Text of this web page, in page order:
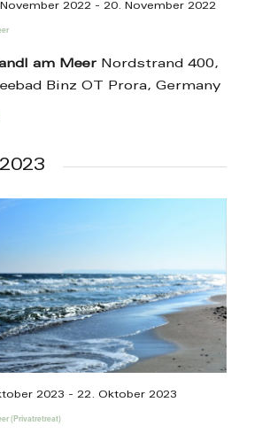
2022 -20. November 2022
am Meer Nordstrand 400,
Binz OT Prora, Germany
(Privatretreat)
2023 -22. Oktober 2023